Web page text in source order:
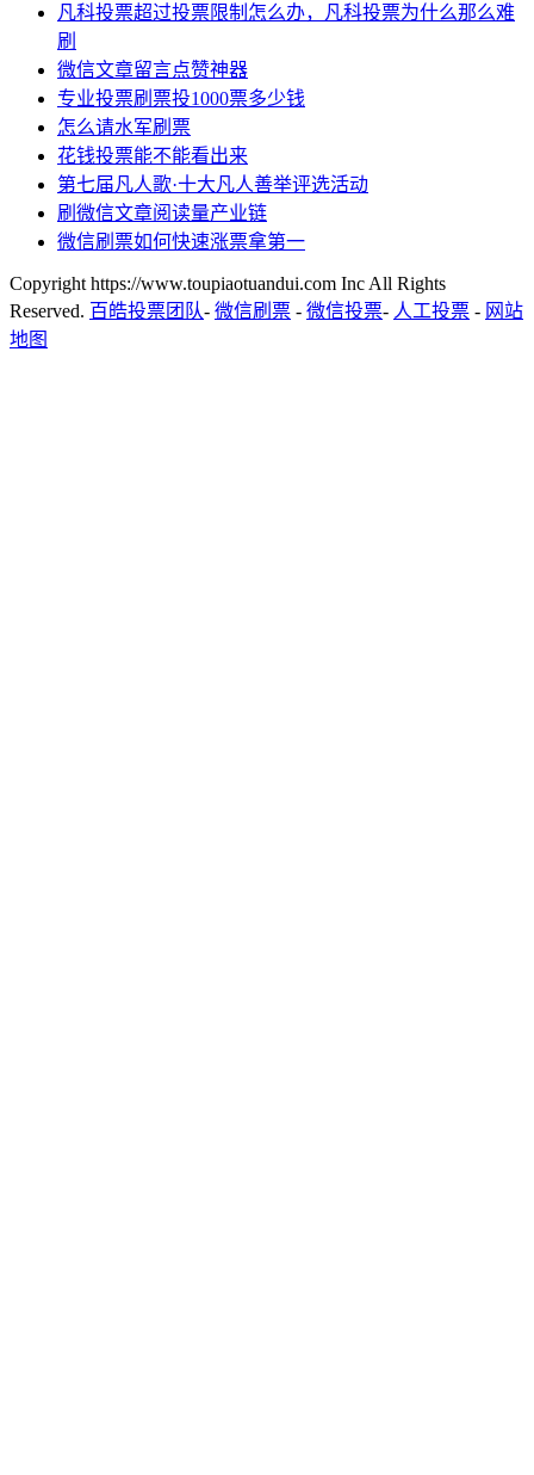
凡科投票超过投票限制怎么办，凡科投票为什么那么难
刷
微信文章留言点赞神器
专业投票刷票投1000票多少钱
怎么请水军刷票
花钱投票能不能看出来
第七届凡人歌·十大凡人善举评选活动
刷微信文章阅读量产业链
微信刷票如何快速涨票拿第一
Copyright https://www.toupiaotuandui.com Inc All Rights
Reserved. 百皓投票团队- 微信刷票 - 微信投票- 人工投票 - 网站
地图